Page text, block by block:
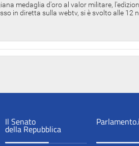
medaglia d'oro al valor militare,
in diretta sulla webtv, si è svolto alle 12
Il Senato
della Repubblica